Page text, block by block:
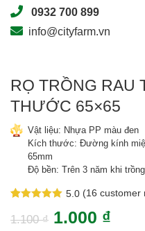
0932 700 899
info@cityfarm.vn
RỌ TRỒNG RAU
THƯỚC 65×65
Vật liệu: Nhựa PP màu đen
Kích thước: Đường kính
65mm
Độ bền: Trên 3 năm khi
5.0
out of 5
(16 customer
1.100₫ 1.000 ₫